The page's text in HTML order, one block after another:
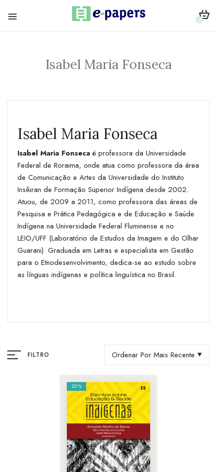
0
Isabel Maria Fonseca
Isabel Maria Fonseca
Isabel Maria Fonseca é professora da Universidade
Federal de Roraima, onde atua como professora da área
de Comunicação e Artes da Universidade do Instituto
Insikiran de Formação Superior Indígena desde 2002.
Atuou, de 2009 a 2011, como professora das áreas de
Pesquisa e Prática Pedagógica e de Educação e Saúde
Indígena na Universidade Federal Fluminense e no
LEIO/UFF (Laboratório de Estudos da Imagem e do Olhar
Guarani). Graduada em Letras e especialista em Gestão
para o Etnodesenvolvimento, dedica-se ao estudo sobre
as línguas indígenas e política linguística no Brasil.
FILTRO Ordenar Por Mais Recente
20%